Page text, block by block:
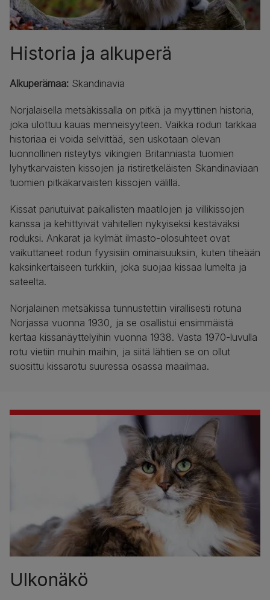
Historia ja alkuperä
Alkuperämaa: Skandinavia
Norjalaisella metsäkissalla on pitkä ja myyttinen historia,
joka ulottuu kauas menneisyyteen. Vaikka rodun tarkkaa
historiaa ei voida selvittää, sen uskotaan olevan
luonnollinen risteytys vikingien Britanniasta tuomien
lyhytkarvaisten kissojen ja ristiretkeläisten Skandinaviaan
tuomien pitkäkarvaisten kissojen välillä.
Kissat pariutuivat paikallisten maatilojen ja villikissojen
kanssa ja kehittyivät vähitellen nykyiseksi kestäväksi
roduksi. Ankarat ja kylmät ilmasto-olosuhteet ovat
vaikuttaneet rodun fyysisiin ominaisuuksiin, kuten tiheään
kaksinkertaiseen turkkiin, joka suojaa kissaa lumelta ja
sateelta.
Norjalainen metsäkissa tunnustettiin virallisesti rotuna
Norjassa vuonna 1930, ja se osallistui ensimmäistä
kertaa kissanäyttelyihin vuonna 1938. Vasta 1970-luvulla
rotu vietiin muihin maihin, ja siitä lähtien se on ollut
suosittu kissarotu suuressa osassa maailmaa.
Ulkonäkö